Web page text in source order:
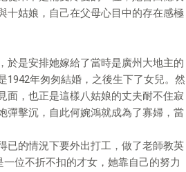
十姑娘，自己在父母心目中的存在感極
於是安排她嫁給了當時是廣州大地主的
1942年匆匆結婚，之後生下了女兒。然
面，也正是這樣八姑娘的丈夫耐不住寂
彈擊沉，自此何婉鴻就成為了寡婦，當
已的情況下要外出打工，做了老師教英
位不折不扣的才女，她靠自己的努力